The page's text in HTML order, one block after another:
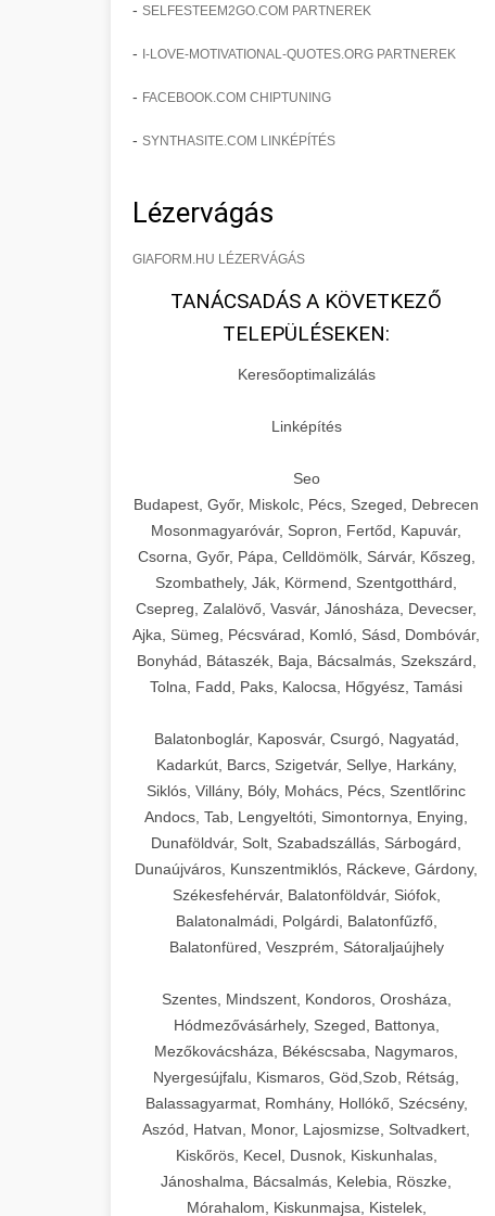
- SELFESTEEM2GO.COM PARTNEREK
- I-LOVE-MOTIVATIONAL-QUOTES.ORG PARTNEREK
- FACEBOOK.COM CHIPTUNING
- SYNTHASITE.COM LINKÉPÍTÉS
Lézervágás
GIAFORM.HU LÉZERVÁGÁS
TANÁCSADÁS A KÖVETKEZŐ
TELEPÜLÉSEKEN:
Keresőoptimalizálás
Linképítés
Seo
Budapest, Győr, Miskolc, Pécs, Szeged, Debrecen
Mosonmagyaróvár, Sopron, Fertőd, Kapuvár,
Csorna, Győr, Pápa, Celldömölk, Sárvár, Kőszeg,
Szombathely, Ják, Körmend, Szentgotthárd,
Csepreg, Zalalövő, Vasvár, Jánosháza, Devecser,
Ajka, Sümeg, Pécsvárad, Komló, Sásd, Dombóvár,
Bonyhád, Bátaszék, Baja, Bácsalmás, Szekszárd,
Tolna, Fadd, Paks, Kalocsa, Hőgyész, Tamási
Balatonboglár, Kaposvár, Csurgó, Nagyatád,
Kadarkút, Barcs, Szigetvár, Sellye, Harkány,
Siklós, Villány, Bóly, Mohács, Pécs, Szentlőrinc
Andocs, Tab, Lengyeltóti, Simontornya, Enying,
Dunaföldvár, Solt, Szabadszállás, Sárbogárd,
Dunaújváros, Kunszentmiklós, Ráckeve, Gárdony,
Székesfehérvár, Balatonföldvár, Siófok,
Balatonalmádi, Polgárdi, Balatonfűzfő,
Balatonfüred, Veszprém, Sátoraljaújhely
Szentes, Mindszent, Kondoros, Orosháza,
Hódmezővásárhely, Szeged, Battonya,
Mezőkovácsháza, Békéscsaba, Nagymaros,
Nyergesújfalu, Kismaros, Göd,Szob, Rétság,
Balassagyarmat, Romhány, Hollókő, Szécsény,
Aszód, Hatvan, Monor, Lajosmizse, Soltvadkert,
Kiskőrös, Kecel, Dusnok, Kiskunhalas,
Jánoshalma, Bácsalmás, Kelebia, Röszke,
Mórahalom, Kiskunmajsa, Kistelek,